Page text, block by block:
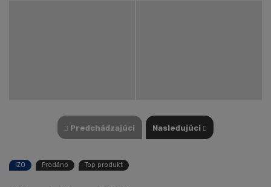
Predchádzajúci Nasledujúci
IZO Prodáno Top produkt